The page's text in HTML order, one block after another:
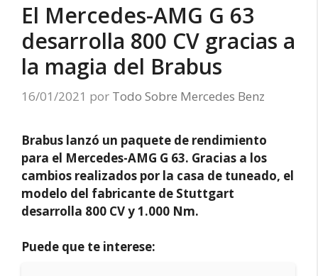
El Mercedes-AMG G 63
desarrolla 800 CV gracias a
la magia del Brabus
16/01/2021 por Todo Sobre Mercedes Benz
Brabus lanzó un paquete de rendimiento
para el Mercedes-AMG G 63. Gracias a los
cambios realizados por la casa de tuneado, el
modelo del fabricante de Stuttgart
desarrolla 800 CV y 1.000 Nm.
Puede que te interese: